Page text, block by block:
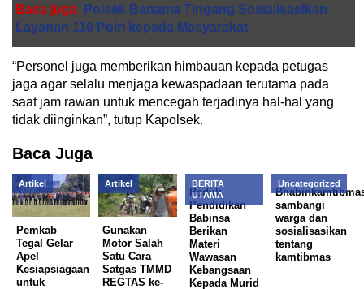
Baca juga
Polsek Banama Tingang Sosialisasikan
Layanan 110 Polri kepada Masyarakat
“Personel juga memberikan himbauan kepada petugas
jaga agar selalu menjaga kewaspadaan terutama pada
saat jam rawan untuk mencegah terjadinya hal-hal yang
tidak diinginkan”, tutup Kapolsek.
Baca Juga
Artikel
Pemkab
Tegal Gelar
Apel
Kesiapsiagaan
untuk
Artikel
Gunakan
Motor Salah
Satu Cara
Satgas TMMD
REGTAS ke-
BERITA
UTAMA
Peduli
Pendidikan
Babinsa
Berikan
Materi
Wawasan
Kebangsaan
Kepada Murid
Uncategorized
sambangi
warga dan
sosialisasikan
tentang
kamtibmas